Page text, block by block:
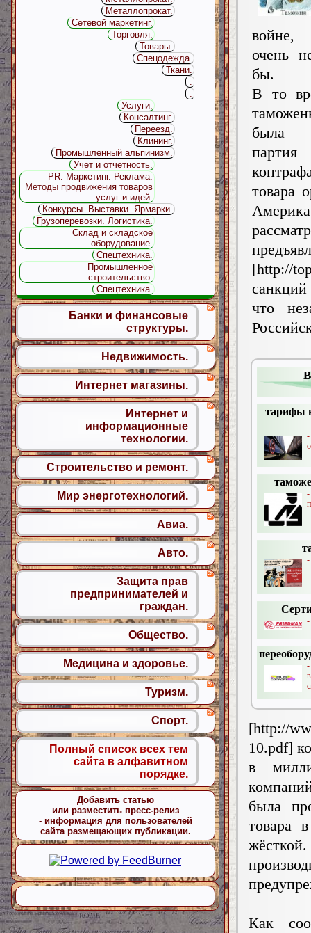
тарифы
-
-
-
-
очень
бы.
В то
была
партия
товара
[http://
что
[http://
10.pdf]
в
была
товара
Как
Металлопрокат.
Сетевой маркетинг.
Торговля.
Товары.
Спецодежда.
Ткани.
.
.
Услуги.
Консалтинг.
Переезд.
Клининг.
Промышленный альпинизм.
Учет и отчетность.
PR. Маркетинг. Реклама.
Методы продвижения товаров
услуг и идей.
Конкурсы. Выставки. Ярмарки.
Грузоперевозки. Логистика.
Склад и складское
оборудование.
Спецтехника.
Промышленное
строительство.
Спецтехника.
Банки и финансовые
структуры.
Недвижимость.
Интернет магазины.
Интернет и
информационные
технологии.
Строительство и ремонт.
Мир энерготехнологий.
Авиа.
Авто.
Защита прав
предпринимателей и
граждан.
Общество.
Медицина и здоровье.
Туризм.
Спорт.
Полный список всех тем
сайта в алфавитном
порядке.
Добавить статью
или разместить пресс-релиз
- информация для пользователей
сайта размещающих публикации.